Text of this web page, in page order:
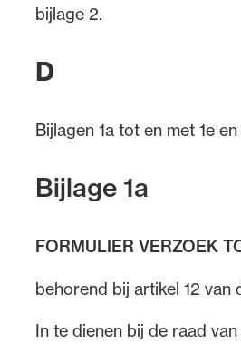
bijlage 2.
D
Bijlagen 1a tot en met 1e
Bijlage 1a
FORMULIER VERZOEK
behorend bij artikel 12
In te dienen bij de raad